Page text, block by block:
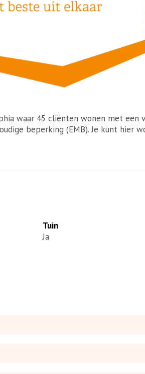
waar 45 cliënten wonen met een
beperking (EMB). Je kunt hier
Tuin
Ja